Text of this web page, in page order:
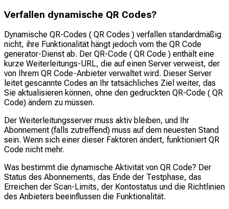
Verfallen dynamische QR Codes?
Dynamische QR-Codes ( QR Codes ) verfallen standardmäßig
nicht, ihre Funktionalität hängt jedoch vom the QR Code
generator-Dienst ab. Der QR-Code ( QR Code ) enthält eine
kurze Weiterleitungs-URL, die auf einen Server verweist, der
von Ihrem QR Code-Anbieter verwaltet wird. Dieser Server
leitet gescannte Codes an Ihr tatsächliches Ziel weiter, das
Sie aktualisieren können, ohne den gedruckten QR-Code ( QR
Code) ändern zu müssen.
Der Weiterleitungsserver muss aktiv bleiben, und Ihr
Abonnement (falls zutreffend) muss auf dem neuesten Stand
sein. Wenn sich einer dieser Faktoren ändert, funktioniert QR
Code nicht mehr.
Was bestimmt die dynamische Aktivität von QR Code? Der
Status des Abonnements, das Ende der Testphase, das
Erreichen der Scan-Limits, der Kontostatus und die Richtlinien
des Anbieters beeinflussen die Funktionalität.